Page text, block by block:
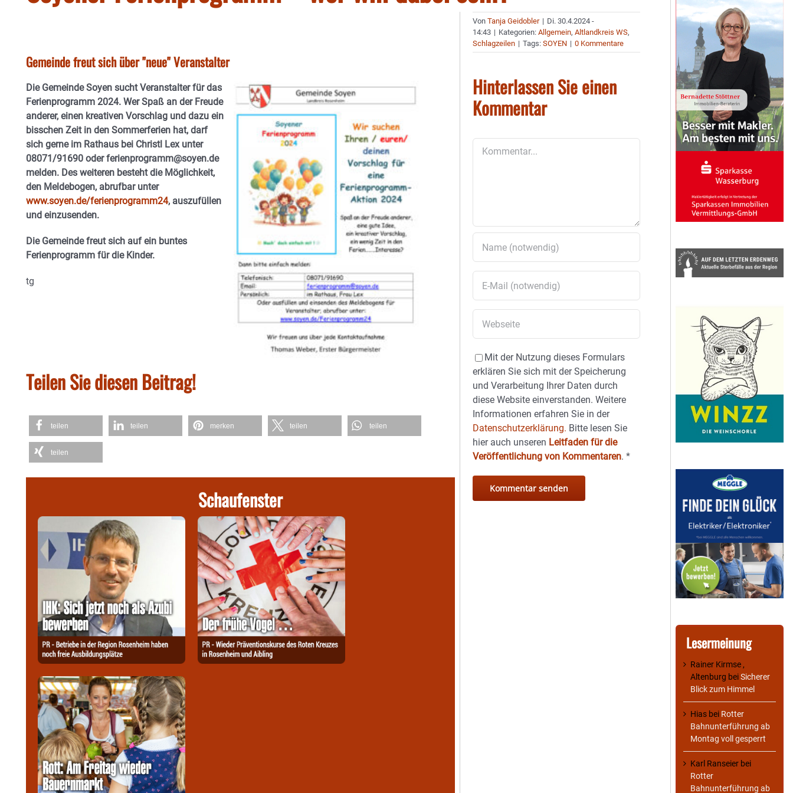
Gemeinde freut sich über "neue" Veranstalter
Die Gemeinde Soyen sucht Veranstalter für das
Ferienprogramm 2024. Wer Spaß an der Freude
anderer, einen kreativen Vorschlag und dazu ein
bisschen Zeit in den Sommerferien hat, darf
sich gerne im Rathaus bei Christl Lex unter
08071/91690 oder ferienprogramm@soyen.de
melden. Des weiteren besteht die Möglichkeit,
den Meldebogen, abrufbar unter
www.soyen.de/ferienprogramm24, auszufüllen
und einzusenden.
Die Gemeinde freut sich auf ein buntes
Ferienprogramm für die Kinder.
tg
Teilen Sie diesen Beitrag!
teilen teilen merken teilen teilen
teilen
Schaufenster
VonTanja Geidobler | Di. 30.4.2024 -
14:43 | Kategorien:Allgemein,Altlandkreis WS,
Schlagzeilen | Tags:SOYEN | 0 Kommentare
Hinterlassen Sie einen
Kommentar
Mit der Nutzung dieses Formulars
erklären Sie sich mit der Speicherung
und Verarbeitung Ihrer Daten durch
diese Website einverstanden. Weitere
Informationen erfahren Sie in der
Datenschutzerklärung. Bitte lesen Sie
hier auch unseren Leitfaden für die
Veröffentlichung von Kommentaren.*
Lesermeinung
Rainer Kirmse ,
Altenburg beiSicherer
Blick zum Himmel
Hias bei Rotter
Bahnunterführung ab
Montag voll gesperrt
Karl Ranseier bei
Rotter
Bahnunterführung ab